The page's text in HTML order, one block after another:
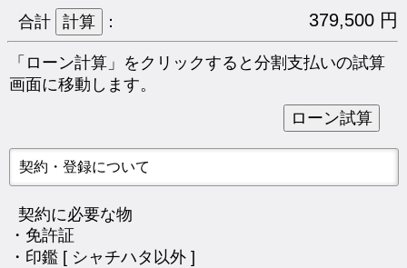
合計 ： 379,500 円
「ローン計算」をクリックすると分割支払いの試算
画面に移動します。
契約・登録について
契約に必要な物
・免許証
・印鑑 [ シャチハタ以外 ]